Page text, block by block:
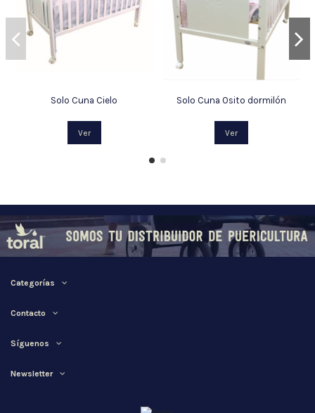
Solo Cuna Cielo
Ver
Solo Cuna Osito dormilón
Ver
Categorías
Contacto
Síguenos
Newsletter